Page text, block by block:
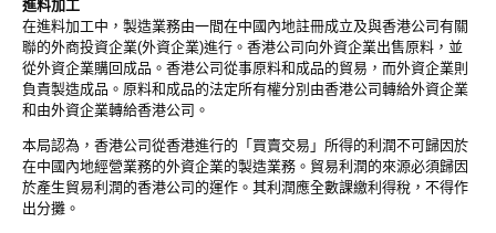
進料加工
在進料加工中，製造業務由一間在中國內地註冊成立及與香港公司有關
聯的外商投資企業(外資企業)進行。香港公司向外資企業出售原料，並
從外資企業購回成品。香港公司從事原料和成品的貿易，而外資企業則
負責製造成品。原料和成品的法定所有權分別由香港公司轉給外資企業
和由外資企業轉給香港公司。
本局認為，香港公司從香港進行的「買賣交易」所得的利潤不可歸因於
在中國內地經營業務的外資企業的製造業務。貿易利潤的來源必須歸因
於產生貿易利潤的香港公司的運作。其利潤應全數課繳利得稅，不得作
出分攤。